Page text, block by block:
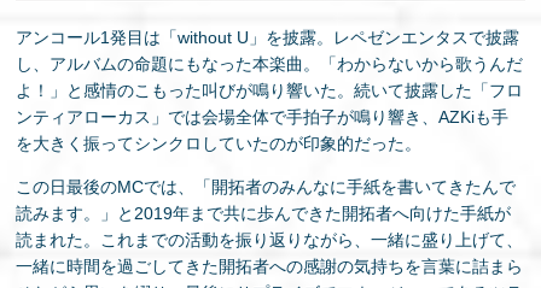
アンコール1発目は「without U」を披露。レペゼンエンタスで披露
し、アルバムの命題にもなった本楽曲。「わからないから歌うんだ
よ！」と感情のこもった叫びが鳴り響いた。続いて披露した「フロ
ンティアローカス」では会場全体で手拍子が鳴り響き、AZKiも手
を大きく振ってシンクロしていたのが印象的だった。
この日最後のMCでは、「開拓者のみんなに手紙を書いてきたんで
読みます。」と2019年まで共に歩んできた開拓者へ向けた手紙が
読まれた。これまでの活動を振り返りながら、一緒に盛り上げて、
一緒に時間を過ごしてきた開拓者への感謝の気持ちを言葉に詰まら